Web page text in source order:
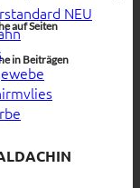
auf Seiten
in Beiträgen